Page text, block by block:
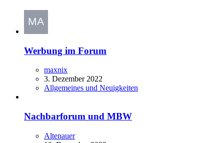
Werbung im Forum
maxnix
3. Dezember 2022
Allgemeines und Neuigkeiten
Nachbarforum und MBW
Altenauer